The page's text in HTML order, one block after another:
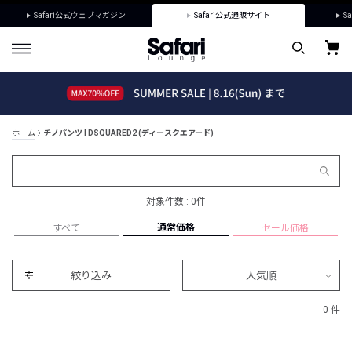
Safari公式ウェブマガジン Safari公式通販サイト
ホーム チノパンツ | DSQUARED2 (ディースクエアード)
対象件数 : 0件
すべて 通常価格 セール価格
絞り込み 人気順
0 件